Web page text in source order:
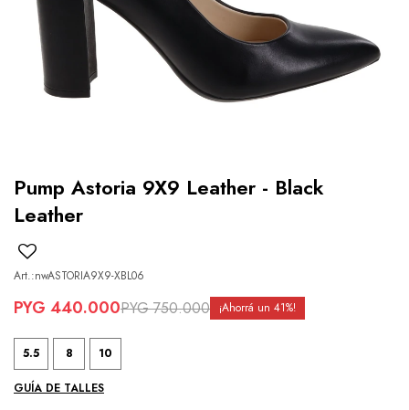
Pump Astoria 9X9 Leather - Black
Leather
nwASTORIA9X9-XBL06
PYG 440.000PYG 750.000 41
5.5 8 10
GUÍA DE TALLES